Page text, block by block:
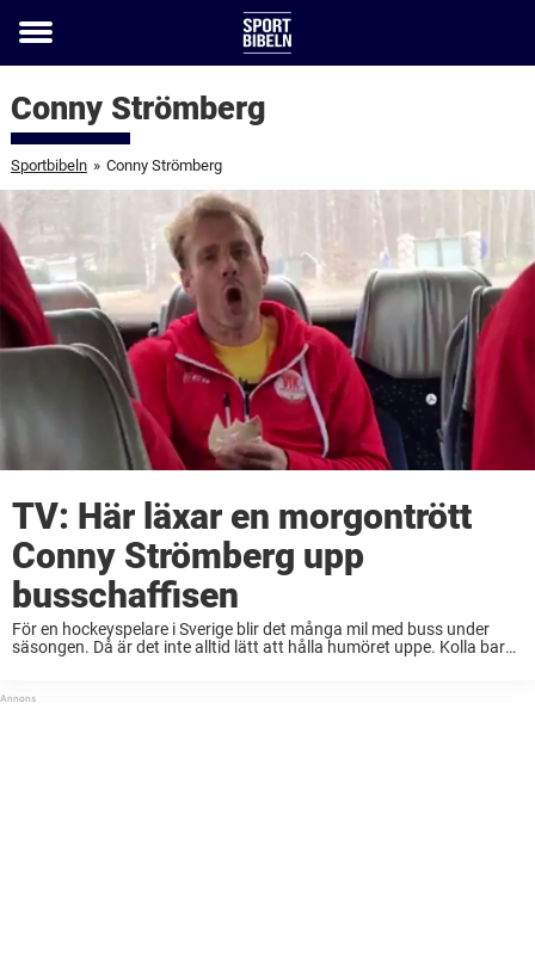
Toggle
Conny Strömberg
Sportbibeln » Conny Strömberg
TV: Här läxar en morgontrött
Conny Strömberg upp
busschaffisen
För en hockeyspelare i Sverige blir det många mil med buss under
säsongen. Då är det inte alltid lätt att hålla humöret uppe. Kolla bara